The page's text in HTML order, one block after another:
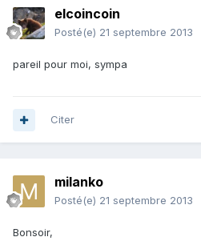
elcoincoin
Posté(e) 21 septembre 2013
pareil pour moi, sympa
Citer
milanko
Posté(e) 21 septembre 2013
Bonsoir,